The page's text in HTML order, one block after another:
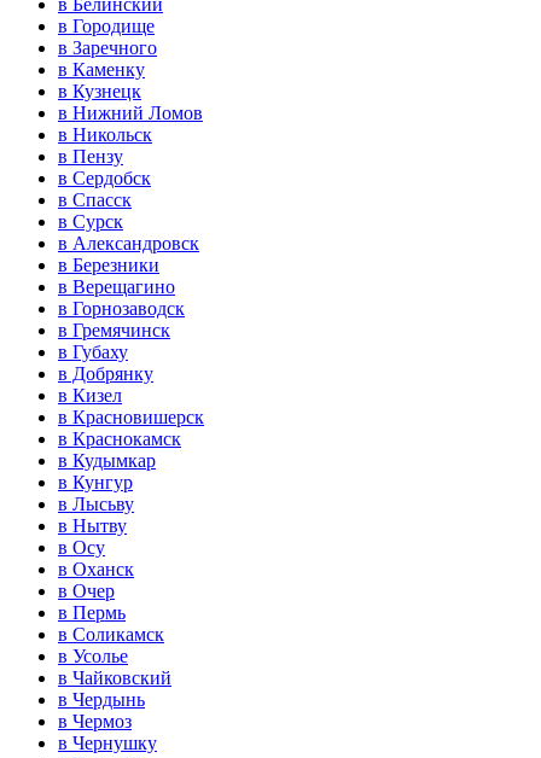
в Городище
в Заречного
в Каменку
в Кузнецк
в Нижний Ломов
в Никольск
в Пензу
в Сердобск
в Спасск
в Сурск
в Александровск
в Березники
в Верещагино
в Горнозаводск
в Гремячинск
в Губаху
в Добрянку
в Кизел
в Красновишерск
в Краснокамск
в Кудымкар
в Кунгур
в Лысьву
в Нытву
в Осу
в Оханск
в Очер
в Пермь
в Соликамск
в Усолье
в Чайковский
в Чердынь
в Чермоз
в Чернушку